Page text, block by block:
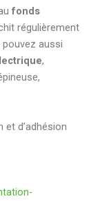
fonds
régulièrement
pouvez aussi
,
d’adhésion